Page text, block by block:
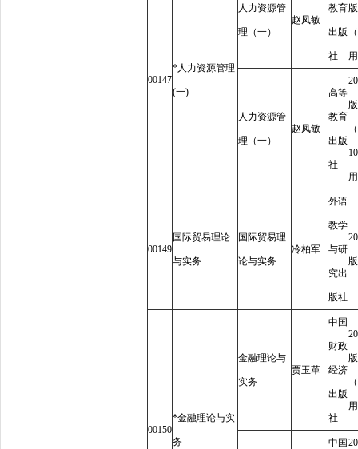
00147
*人力资源管理
(一)
人力资源管
理（一）
赵凤敏
教育
出版
社
版
（
人力资源管
理（一）
赵凤敏
高等
教育
出版
社
版
10
00149
国际贸易理论
与实务
国际贸易理
论与实务
冷柏军
外语
教学
与研
究出
版社
版
00150
*金融理论与实
务
金融理论与
实务
贾玉革
中国
财政
经济
出版
社
版
（
中国